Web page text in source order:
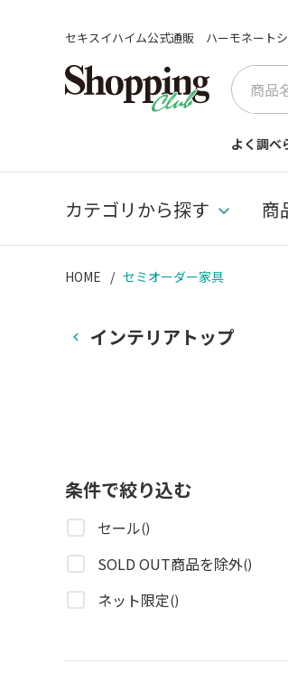
セキスイハイム公式通販 ハーモネート
よく調べ
カテゴリから探す 商
HOME セミオーダー家具
インテリアトップ
条件で絞り込む
セール()
SOLD OUT商品を除外()
ネット限定()